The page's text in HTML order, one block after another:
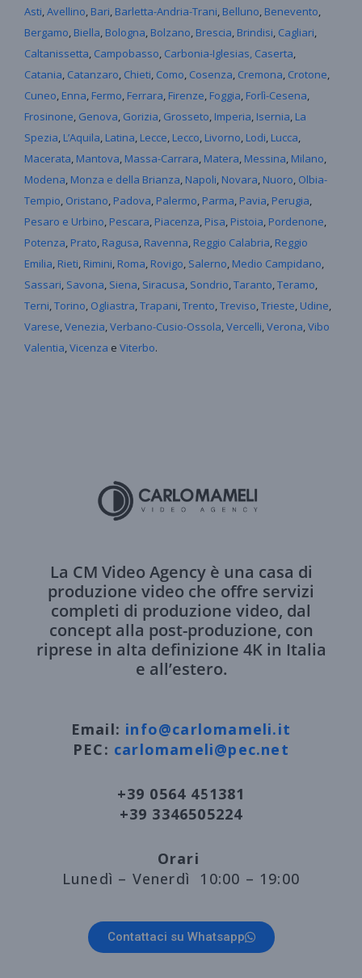
Asti,Avellino, Bari, Barletta-Andria-Trani, Belluno, Benevento
Bergamo, Biella, Bologna, Bolzano, Brescia, Brindisi, Cagliari
Caltanissetta, Campobasso, Carbonia-Iglesias, Caserta
Catania, Catanzaro, Chieti, Como, Cosenza, Cremona, Crotone
Cuneo, Enna, Fermo, Ferrara, Firenze, Foggia, Forlì-Cesena
Frosinone, Genova, Gorizia, Grosseto, Imperia, Isernia, La
Spezia, L’Aquila, Latina, Lecce, Lecco, Livorno, Lodi, Lucca
Macerata, Mantova, Massa-Carrara, Matera, Messina, Milano
Modena, Monza e della Brianza, Napoli, Novara, Nuoro, Olbia-
Tempio, Oristano, Padova, Palermo, Parma, Pavia, Perugia
Pesaro e Urbino, Pescara, Piacenza, Pisa, Pistoia, Pordenone
Potenza, Prato, Ragusa, Ravenna, Reggio Calabria, Reggio
Emilia, Rieti, Rimini, Roma, Rovigo, Salerno, Medio Campidano
Sassari, Savona, Siena, Siracusa, Sondrio,Taranto,Teramo
Terni,Torino, Ogliastra,Trapani,Trento,Treviso,Trieste, Udine
Varese,Venezia,Verbano-Cusio-Ossola,Vercelli,Verona,Vibo
Valentia,Vicenza e Viterbo.
La CM Video Agency è una casa di
produzione video che offre servizi
completi di produzione video, dal
concept alla post-produzione, con
riprese in alta definizione 4K in Italia
e all’estero.
Email: info@carlomameli.it
PEC: carlomameli@pec.net
+39 0564 451381
+39 3346505224
Orari
Lunedì – Venerdì 10:00 – 19:00
Contattaci su Whatsapp